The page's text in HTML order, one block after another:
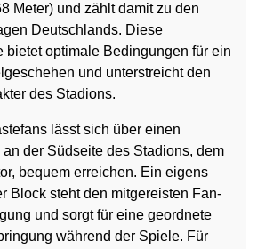
Meter) und zählt damit zu den
Deutschlands. Diese
bietet optimale Bedingungen für ein
und unterstreicht den
des Stadions.
lässt sich über einen
der Südseite des Stadions, dem
bequem erreichen. Ein eigens
Block steht den mitgereisten Fan-
und sorgt für eine geordnete
während der Spiele. Für